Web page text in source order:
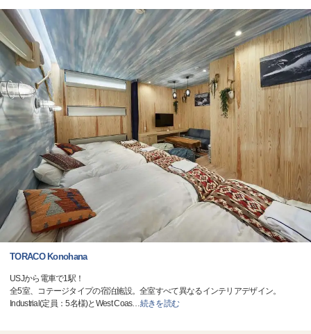
TORACO Konohana
USJから電車で1駅！
全5室、コテージタイプの宿泊施設。全室すべて異なるインテリアデザイン。
Industrial(定員：5名様)とWest Coas…続きを読む